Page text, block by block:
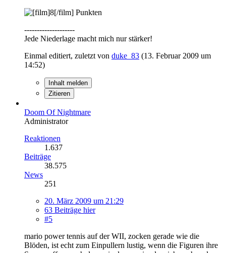
Punkten
--------------------
Jede Niederlage macht mich nur stärker!
Einmal editiert, zuletzt von duke_83 (13. Februar 2009 um
14:52)
Inhalt melden
Zitieren
Doom Of Nightmare
Administrator
Reaktionen
1.637
Beiträge
38.575
News
251
20. März 2009 um 21:29
63 Beiträge hier
#5
mario power tennis auf der WII, zocken gerade wie die
Blöden, ist echt zum Einpullern lustig, wenn die Figuren ihre